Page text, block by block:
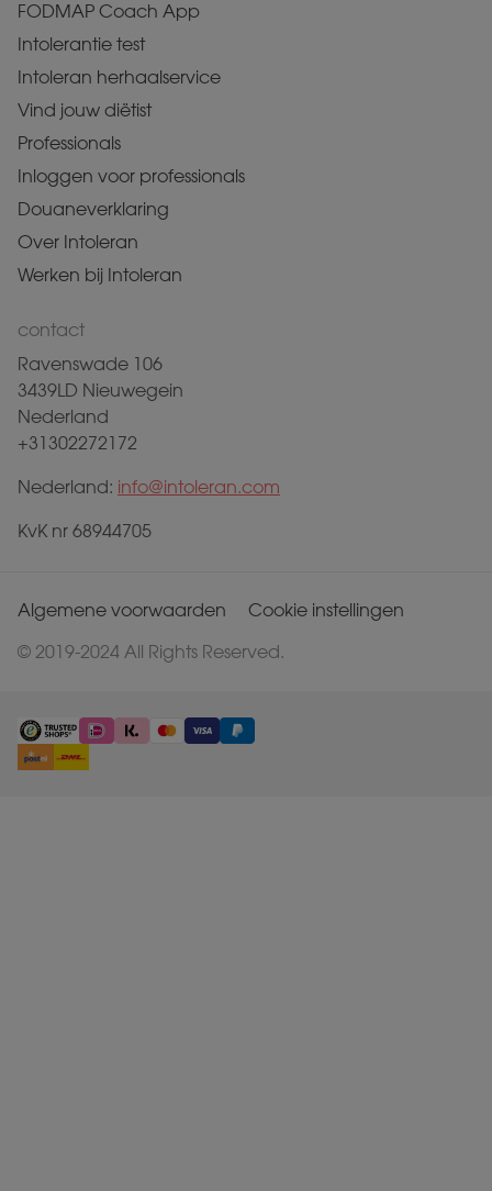
FODMAP Coach App
Intolerantie test
Intoleran herhaalservice
Vind jouw diëtist
Professionals
Inloggen voor professionals
Douaneverklaring
Over Intoleran
Werken bij Intoleran
contact
Ravenswade 106
3439LD Nieuwegein
Nederland
+31302272172
Nederland: info@intoleran.com
KvK nr 68944705
© 2019-2024 All Rights Reserved.
Algemene voorwaarden Cookie instellingen